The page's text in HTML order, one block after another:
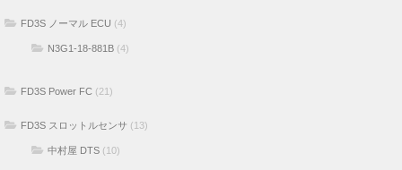
FD3S ノーマル ECU (4)
N3G1-18-881B (4)
FD3S Power FC (21)
FD3S スロットルセンサ (13)
中村屋 DTS (10)